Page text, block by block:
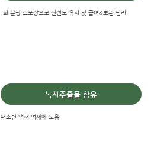
1회 분량 소포장으로 신선도 유지 및 급여&보관 편리
녹차추출물 함유
대소변 냄새 억제에 도움